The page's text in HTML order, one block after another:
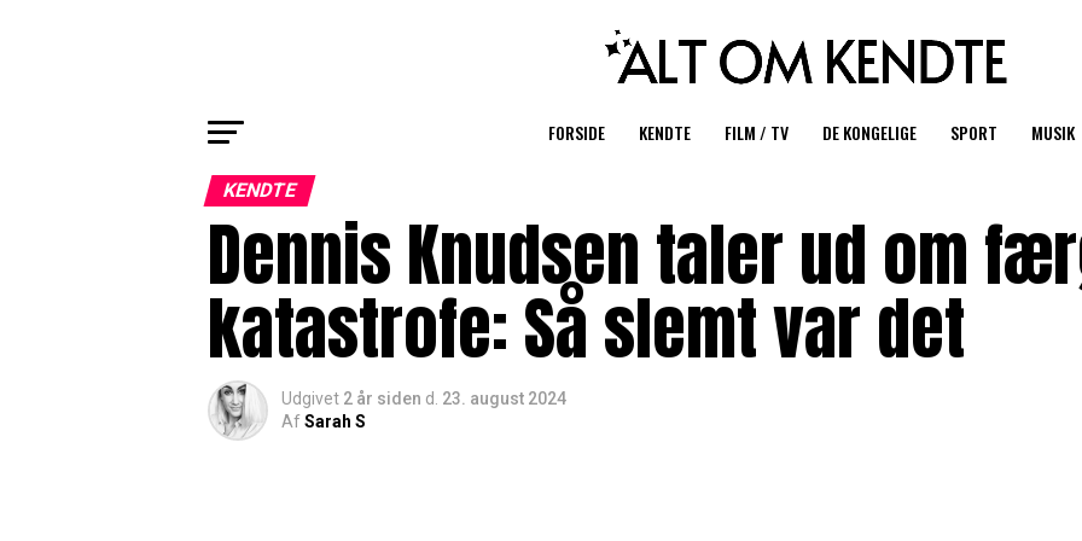
FORSIDE KENDTE FILM / TV DE KONGELIGE SPORT MUSIK
KENDTE
Dennis Knudsen taler ud om
katastrofe: Så slemt var det
Udgivet 2 år siden d. 23. august 2024
AfSarah S